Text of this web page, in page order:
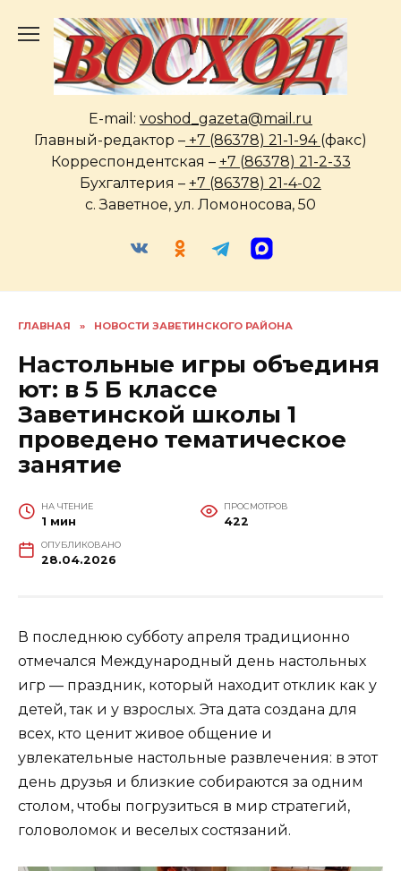
содержанию
E-mail: voshod_gazeta@mail.ru
Главный-редактор – +7 (86378) 21-1-94 (факс)
Корреспондентская – +7 (86378) 21-2-33
Бухгалтерия – +7 (86378) 21-4-02
с. Заветное, ул. Ломоносова, 50
ГЛАВНАЯ » НОВОСТИ ЗАВЕТИНСКОГО РАЙОНА
Настольные игры объединя
ют: в 5 Б классе
Заветинской школы 1
проведено тематическое
занятие
НА ЧТЕНИЕ
1 мин
ПРОСМОТРОВ
422
ОПУБЛИКОВАНО
28.04.2026
В последнюю субботу апреля традиционно
отмечался Международный день настольных
игр — праздник, который находит отклик как у
детей, так и у взрослых. Эта дата создана для
всех, кто ценит живое общение и
увлекательные настольные развлечения: в этот
день друзья и близкие собираются за одним
столом, чтобы погрузиться в мир стратегий,
головоломок и веселых состязаний.